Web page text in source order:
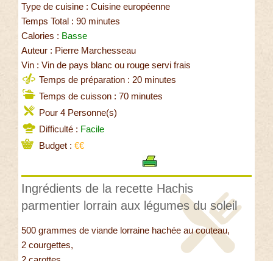
Type de cuisine : Cuisine européenne
Temps Total : 90 minutes
Calories : Basse
Auteur : Pierre Marchesseau
Vin : Vin de pays blanc ou rouge servi frais
Temps de préparation : 20 minutes
Temps de cuisson : 70 minutes
Pour 4 Personne(s)
Difficulté : Facile
Budget : €€
Ingrédients de la recette Hachis
parmentier lorrain aux légumes du soleil
500 grammes de viande lorraine hachée au couteau,
2 courgettes,